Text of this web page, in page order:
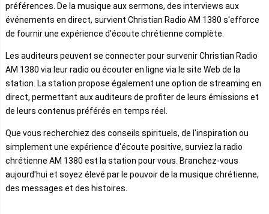
préférences. De la musique aux sermons, des interviews aux
événements en direct, survient Christian Radio AM 1380 s'efforce
de fournir une expérience d'écoute chrétienne complète.
Les auditeurs peuvent se connecter pour survenir Christian Radio
AM 1380 via leur radio ou écouter en ligne via le site Web de la
station. La station propose également une option de streaming en
direct, permettant aux auditeurs de profiter de leurs émissions et
de leurs contenus préférés en temps réel.
Que vous recherchiez des conseils spirituels, de l'inspiration ou
simplement une expérience d'écoute positive, surviez la radio
chrétienne AM 1380 est la station pour vous. Branchez-vous
aujourd'hui et soyez élevé par le pouvoir de la musique chrétienne,
des messages et des histoires.